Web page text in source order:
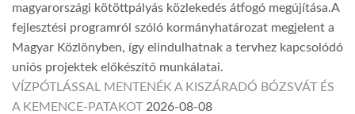
magyarországi kötöttpályás közlekedés átfogó megújítása.A
fejlesztési programról szóló kormányhatározat megjelent a
Magyar Közlönyben, így elindulhatnak a tervhez kapcsolódó
uniós projektek előkészítő munkálatai.
VÍZPÓTLÁSSAL MENTENÉK A KISZÁRADÓ BÓZSVÁT ÉS
A KEMENCE-PATAKOT 2026-08-08